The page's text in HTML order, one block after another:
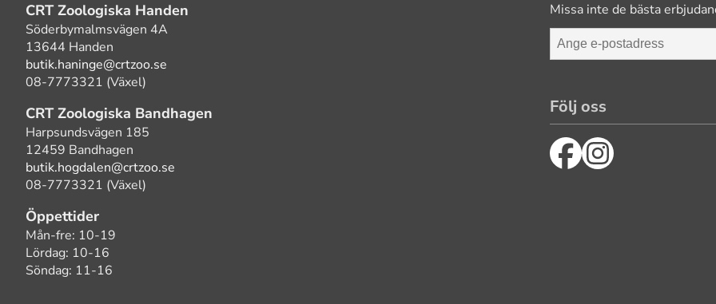
CRT Zoologiska Handen
Söderbymalmsvägen 4A
13644 Handen
butik.haninge@crtzoo.se
08-7773321 (Växel)
CRT Zoologiska Bandhagen
Harpsundsvägen 185
12459 Bandhagen
butik.hogdalen@crtzoo.se
08-7773321 (Växel)
Öppettider
Mån-fre: 10-19
Lördag: 10-16
Söndag: 11-16
Missa inte de bästa
Följ oss